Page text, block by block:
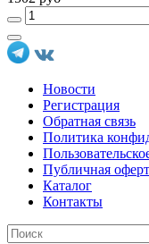
Новости
Регистрация
Обратная связь
Политика
Публичная
Каталог
Контакты